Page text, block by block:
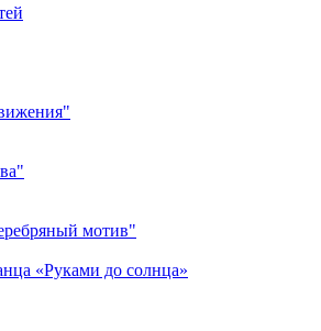
мотив"
«Руками до солнца»